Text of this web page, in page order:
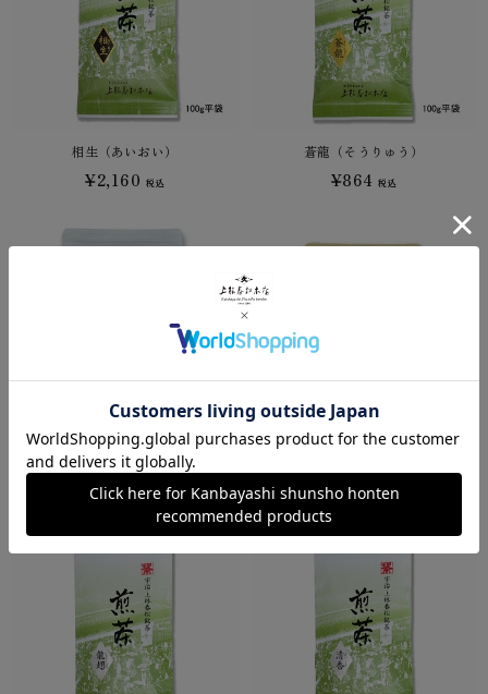
相生（あいおい）
¥2,160 税込
蒼龍（そうりゅう）
¥864税込
急須用ティーバッグ 煎茶
¥1,080税込 ¥540税込